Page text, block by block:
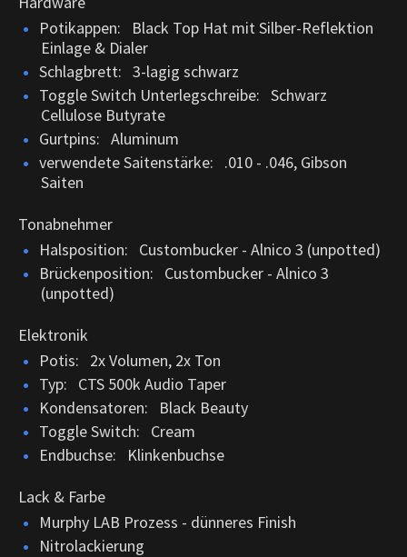
Potikappen: Black Top Hat mit Silber-Reflektion
Einlage & Dialer
Schlagbrett: 3-lagig schwarz
Toggle Switch Unterlegschreibe: Schwarz
Cellulose Butyrate
Gurtpins: Aluminum
verwendete Saitenstärke: .010 - .046, Gibson
Saiten
Tonabnehmer
Halsposition: Custombucker - Alnico 3 (unpotted)
Brückenposition: Custombucker - Alnico 3
(unpotted)
Elektronik
Potis: 2x Volumen, 2x Ton
Typ: CTS 500k Audio Taper
Kondensatoren: Black Beauty
Toggle Switch: Cream
Endbuchse: Klinkenbuchse
Lack & Farbe
Murphy LAB Prozess - dünneres Finish
Nitrolackierung